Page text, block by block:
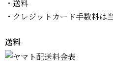
・送料
・クレジットカード手数料は
送料